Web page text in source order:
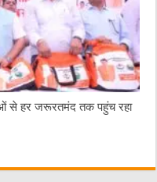
से हर जरूरतमंद तक पहुंच रहा